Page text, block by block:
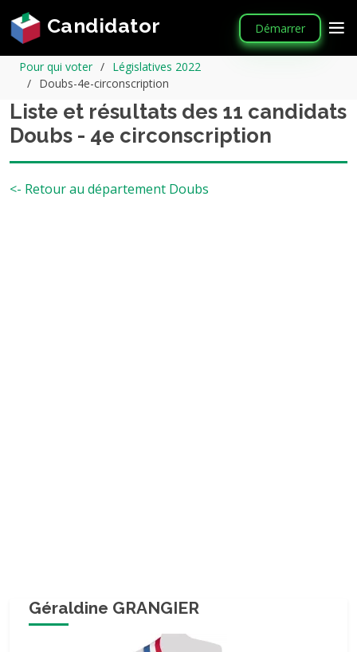
Candidator Démarrer
Pour qui voter
Législatives 2022
Doubs-4e-circonscription
Liste et résultats des 11 candidats
Doubs - 4e circonscription
<- Retour au département Doubs
Géraldine GRANGIER